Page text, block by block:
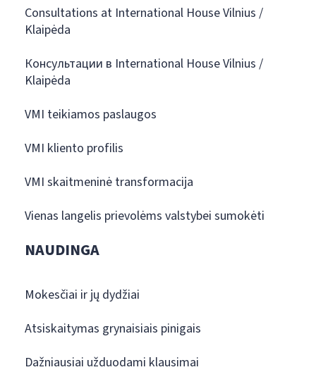
Consultations at International House Vilnius /
Klaipėda
Консультации в International House Vilnius /
Klaipėda
VMI teikiamos paslaugos
VMI kliento profilis
VMI skaitmeninė transformacija
Vienas langelis prievolėms valstybei sumokėti
NAUDINGA
Mokesčiai ir jų dydžiai
Atsiskaitymas grynaisiais pinigais
Dažniausiai užduodami klausimai